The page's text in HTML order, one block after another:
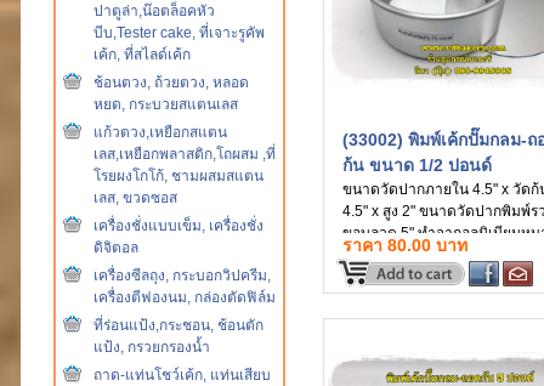
ปาตูล่า,น๊อตล็อคหัว
บีบ,Tester cake, ที่เจาะรูคัพ
เค้ก, ที่สไลด์เค้ก
ช้อนตวง, ถ้วยตวง, หลอด
หยด, กระบวยสแตนเลส
แก้วตวง,เหยือกสแตน
เลส,เหยือกพลาสติก,โถผสม ,ที่
โรยผงโกโก้, ชามผสมสแตน
เลส, ขวดซอส
เครื่องชั่งแบบเข็ม, เครื่องชั่ง
ดิจิตอล
เครื่องซีลถุง, กระบอกวิปครีม,
เครื่องตีฟองนม, กล่องตัดฟิล์ม
ที่ร่อนแป้ง,กระชอน, ช้อนตัก
แป้ง, กรวยกรองน้ำ
ถาด-แท่นโชว์เค้ก, แท่นเสียบ
(33002) พิมพ์เค้กปั๊มกลม-ถ
ก้น ขนาด 1/2 ปอนด์
ขนาดวัดปากภายใน 4.5" x วัดก้
4.5" x สูง 2" ขนาดวัดปากพิมพ์ร
ขอบลวด 5" ทำจากอลูมิเนียมหน
อย่างดี
ราคา 80.00 บาท